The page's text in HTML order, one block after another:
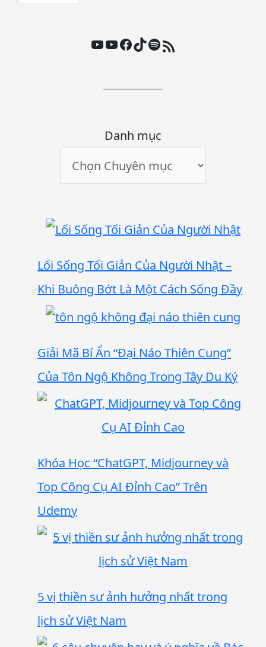
Youtube
Youtube
Facebook
TikTok
Spotify
Nguồn cấp RSS
Danh mục
Lối Sống Tối Giản Của Người Nhật –
Khi Buông Bớt Là Một Cách Sống Đầy
Giải Mã Bí Ẩn “Đại Náo Thiên Cung”
Của Tôn Ngộ Không Trong Tây Du Ký
Khóa Học “ChatGPT, Midjourney và
Top Công Cụ AI Đỉnh Cao” Trên
Udemy
5 vị thiền sư ảnh hưởng nhất trong
lịch sử Việt Nam